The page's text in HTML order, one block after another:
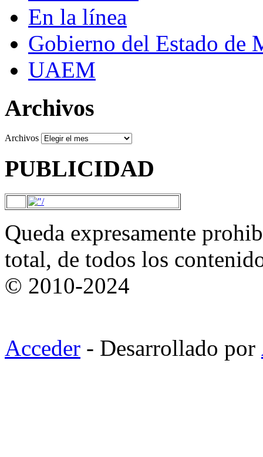
En la línea
Gobierno del Estado de
UAEM
Archivos
Archivos
PUBLICIDAD
Queda expresamente
total, de todos los
© 2010-2024
Acceder - Desarrollado por